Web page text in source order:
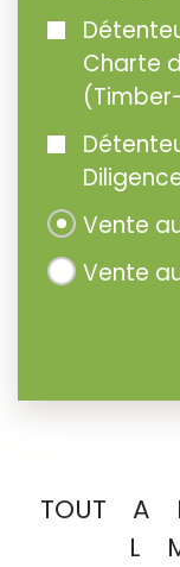
Charte
Vente
Vente
TOUT A
L